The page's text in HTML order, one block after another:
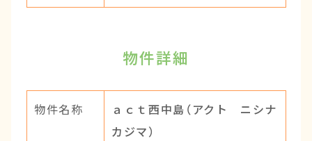
物件詳細
物件名称
ａｃｔ西中島（アクト ニシナ
カジマ）